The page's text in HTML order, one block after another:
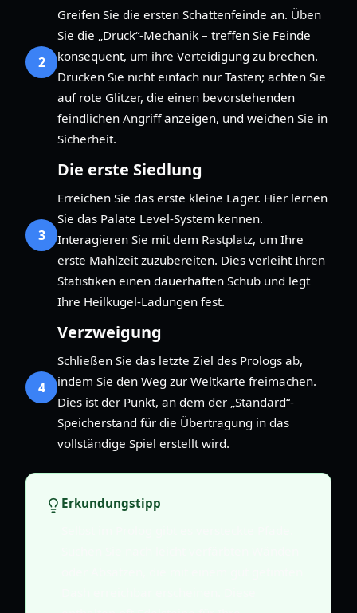
2
Greifen Sie die ersten Schattenfeinde an. Üben
Sie die „Druck“-Mechanik – treffen Sie Feinde
konsequent, um ihre Verteidigung zu brechen.
Drücken Sie nicht einfach nur Tasten; achten Sie
auf rote Glitzer, die einen bevorstehenden
feindlichen Angriff anzeigen, und weichen Sie in
Sicherheit.
3
Die erste Siedlung
Erreichen Sie das erste kleine Lager. Hier lernen
Sie das Palate Level-System kennen.
Interagieren Sie mit dem Rastplatz, um Ihre
erste Mahlzeit zuzubereiten. Dies verleiht Ihren
Statistiken einen dauerhaften Schub und legt
Ihre Heilkugel-Ladungen fest.
4
Verzweigung
Schließen Sie das letzte Ziel des Prologs ab,
indem Sie den Weg zur Weltkarte freimachen.
Dies ist der Punkt, an dem der „Standard“-
Speicherstand für die Übertragung in das
vollständige Spiel erstellt wird.
Erkundungstipp